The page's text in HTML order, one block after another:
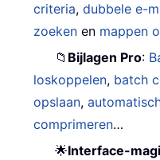
criteria,dubbele e-
zoeken en mappen
📁 Bijlagen Pro:
loskoppelen, batch
opslaan,
comprimeren…
🌟Interface-